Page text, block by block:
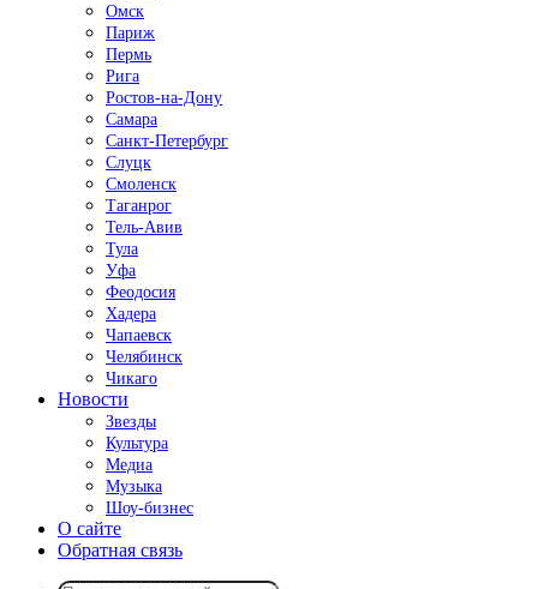
Омск
Париж
Пермь
Рига
Ростов-на-Дону
Самара
Санкт-Петербург
Слуцк
Смоленск
Таганрог
Тель-Авив
Тула
Уфа
Феодосия
Хадера
Чапаевск
Челябинск
Чикаго
Новости
Звезды
Культура
Медиа
Музыка
Шоу-бизнес
О сайте
Обратная связь